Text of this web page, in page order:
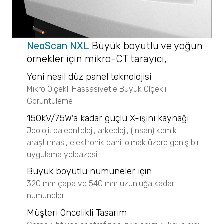
BELPYCNO
BELPYCNO L
Katalizör Analizleri
BELCAT II
Kristalleşme Analizleri
CrystalBreeder
Crystal16
Crystalline
Madde Tanımlama
Narkotik ve Patlayıcı Madde Tespiti
Resolve
Tracer 1000 ETD
Yoğunluk Ölçümü
BELPYCNO
BELPYCNO L
Katalizör Analizleri
BELMASS II
Kristalleşme Analizleri
Crystal16
Crystalline
Hammadde Tanımlama ve Doğrulama
QuasIR™2000
QuasIR™ 3000
QuasIR™ 4000
Kantitatif Analizler
Cıva Porozimetri
BELPORE
NeoScan
N60 micro-CT
N70 micro-CT
N80 micro-CT
N90 nano-CT
Oxford Lasers
Sprey Karakterizasyonu
VisiSize P15+
VisiSize N60
VisiSize N60maX
Semplor
NeoScan NXL Büyük boyutlu ve yoğun
örnekler için mikro-CT tarayıcı,
Yeni nesil düz panel teknolojisi
Mikro Ölçekli Hassasiyetle Büyük Ölçekli
Görüntüleme
150kV/75W'a kadar güçlü X-ışını kaynağı
Jeoloji, paleontoloji, arkeoloji, (insan) kemik
araştırması, elektronik dahil olmak üzere geniş bir
uygulama yelpazesi
Büyük boyutlu numuneler için
320 mm çapa ve 540 mm uzunluğa kadar
numuneler
Müşteri Öncelikli Tasarım